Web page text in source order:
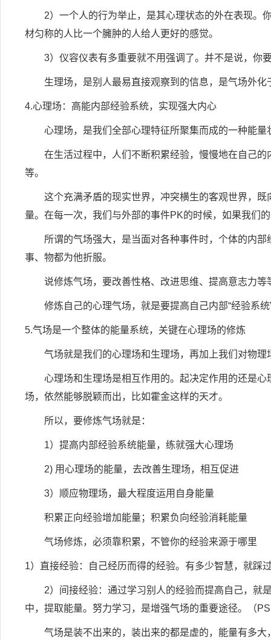
2）一个人的行为举止，是其心理状态的外在表现。你
材匀称的人比一个臃肿的人给人更好的感觉。
3）仪容仪表有多重要就不用强调了。并不是说，你要
生理场，是别人最易直接观察到的信息，是气场外化
4.心理场：高能内部经验系统，实现强大内心
心理场，是我们全部心理特征所聚集而成的一种能量
在生活过程中，人们不断积累经验，慢慢地在自己的
等。
这个充满矛盾的现实世界，冲突横生的客观世界，既
量。在每一次，我们与外部的事件PK的时候，如果我们
所谓的气场强大，是当面对各种事件时，个体的内部
事、物都为他折服。
说修炼气场，要改善性格、改进思维、提高意志力等
修炼自己的心理气场，就是要提高自己内部“经验系统
5.气场是一个整体的能量系统，关键在心理场的修炼
气场就是我们的心理场和生理场，再加上我们对物理
心理场和生理场是相互作用的。起决定作用的还是心
场，依然能够脱颖而出，比如霍金这样的天才。
所以，要修炼气场就是：
1）提高内部经验系统能量，练就强大心理场
2) 用心理场的能量，去改善生理场，相互促进
3）顺应物理场，最大程度运用自身能量
积累正向经验增加能量；积累负向经验消耗能量
气场修炼，必须靠积累，不管你的经验来源于哪里
1）直接经验：自己经历而得的经验。有多少智慧，就踩
2）间接经验：通过学习别人的经验而提高自己，就是
中，提取能量。努力学习，是增强气场的重要途径。（
气场是装不出来的，装出来的都是虚的，能量有多大